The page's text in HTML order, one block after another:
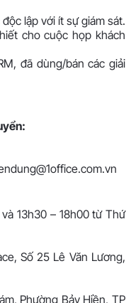
lập với ít sự giám sát.
cho cuộc họp khách
đã dùng/bán các giải
13h30 – 18h00 từ Thứ
Số 25 Lê Văn Lương,
Phường Bảy Hiền, TP